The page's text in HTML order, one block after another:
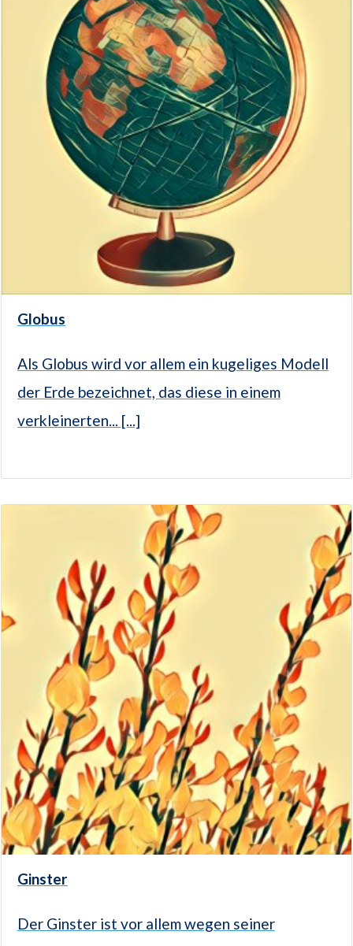
Globus
Als Globus wird vor allem ein kugeliges Modell
der Erde bezeichnet, das diese in einem
verkleinerten... [...]
Ginster
Der Ginster ist vor allem wegen seiner